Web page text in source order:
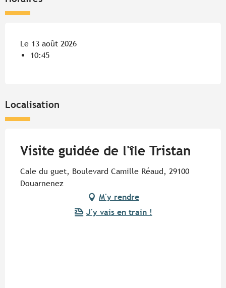
Le 13 août 2026
10:45
Localisation
Visite guidée de l'île Tristan
Cale du guet, Boulevard Camille Réaud, 29100
Douarnenez
M'y rendre
J'y vais en train !